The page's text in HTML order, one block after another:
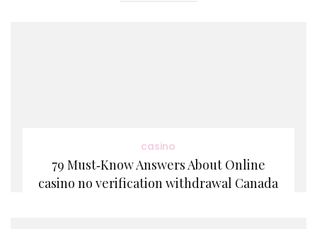
casino
79 Must‑Know Answers About Online
casino no verification withdrawal Canada